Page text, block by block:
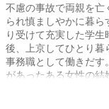
不慮の事故で両親を亡
られ慎ましやかに暮
り受けて充実した学
後、上京してひとり暮
事務職として働きだす
があったある女性の結
動きだしてしまい――
OLが紡ぐ、甘酸っぱ